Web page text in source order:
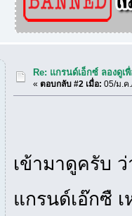
Re: แกรนด์เอ็กซ์ ลองดูเ
«ตอบกลับ #2 เมื่อ: 05/ม.ค
เข้ามาดูครับ
แกรนด์เอ๊กซื